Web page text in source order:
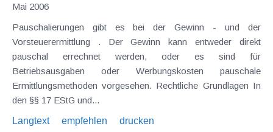
Mai 2006
Pauschalierungen gibt es bei der Gewinn - und der
Vorsteuerermittlung . Der Gewinn kann entweder direkt
pauschal errechnet werden, oder es sind für
Betriebsausgaben oder Werbungskosten pauschale
Ermittlungsmethoden vorgesehen. Rechtliche Grundlagen In
den §§ 17 EStG und...
Langtext
empfehlen drucken